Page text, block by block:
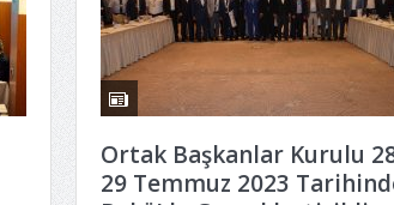
Ortak Başkanlar Kurulu
29 Temmuz 2023